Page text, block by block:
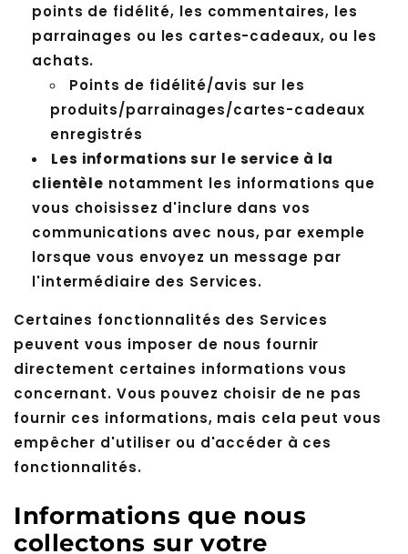
points de fidélité, les commentaires, les
parrainages ou les cartes-cadeaux, ou les
achats.
Points de fidélité/avis sur les
produits/parrainages/cartes-cadeaux
enregistrés
Les informations sur le service à la
clientèle notamment les informations que
vous choisissez d'inclure dans vos
communications avec nous, par exemple
lorsque vous envoyez un message par
l'intermédiaire des Services.
Certaines fonctionnalités des Services
peuvent vous imposer de nous fournir
directement certaines informations vous
concernant. Vous pouvez choisir de ne pas
fournir ces informations, mais cela peut vous
empêcher d'utiliser ou d'accéder à ces
fonctionnalités.
Informations que nous
collectons sur votre